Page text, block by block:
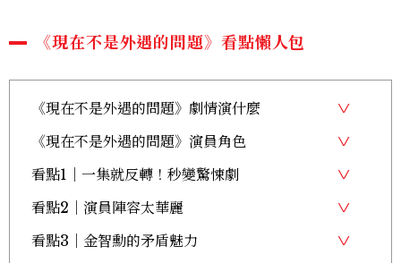
《現在不是外遇的問題》看點懶人包
《現在不是外遇的問題》劇情演什麼
《現在不是外遇的問題》演員角色
看點1｜一集就反轉！秒變驚悚劇
看點2｜演員陣容太華麗
看點3｜金智勳的矛盾魅力